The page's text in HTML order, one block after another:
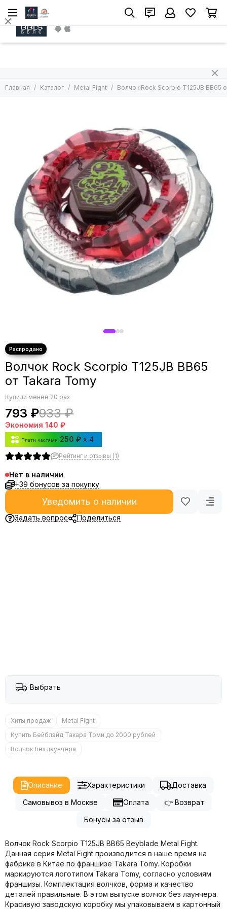
Metal Fight
Все товары
Главная Каталог Metal Fight Волчок Rock Scorpio T125JB BB65
Волчок Rock Scorpio T125JB BB65
от Takara Tomy
Купили менее 20 раз
793 ₽933 ₽
Экономия 140 ₽
Плати частями 250 ₽ x 4
Рейтинг и отзывы (1)
Нет в наличии
+39 бонусов за покупку
Уведомить о наличии
Задать вопрос Поделиться
Выбрать
Хиты продаж
Metal Fight
Купить Бейблэйд Такара Томи до 2000 рублей
Волчок без лаунчера
Описание Характеристики
Доставка
Самовывоз в Москве
Оплата
👉 Возврат
Бонусы за отзыв
Волчок Rock Scorpio T125JB BB65 Beyblade Metal Fight.
Данная серия Metal Fight производится в наше время на
фабрике в Китае по франшизе Takara Tomy. Коробки
маркируются логотипом Takara Tomy, согласно условиям
франшизы. Комплектация волчков, форма и качество
деталей правильные. В этом выпуске волчок без лаунчера.
Красивую заводскую коробку мы упаковываем в картонный